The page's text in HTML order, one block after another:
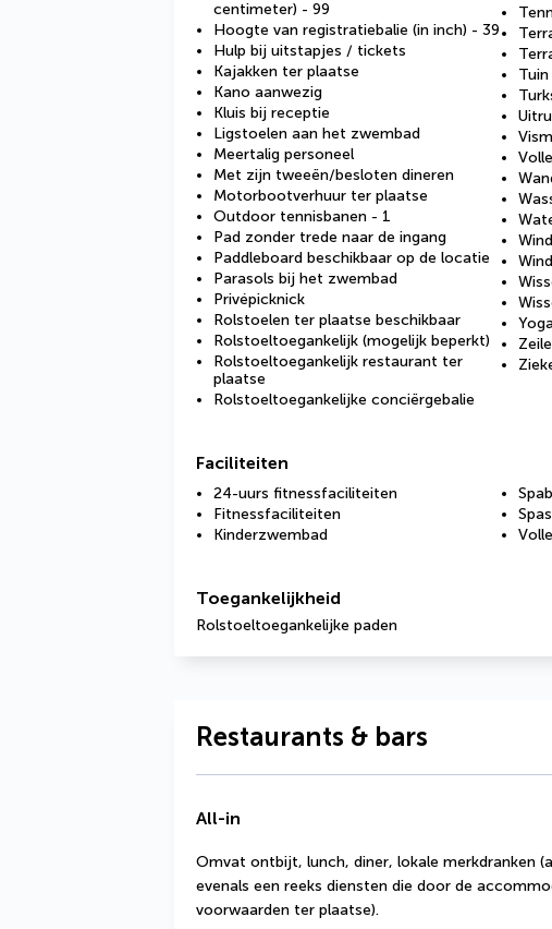
centimeter) - 99
Hoogte van registratiebalie (in inch) - 39
Hulp bij uitstapjes / tickets
Kajakken ter plaatse
Kano aanwezig
Kluis bij receptie
Ligstoelen aan het zwembad
Meertalig personeel
Met zijn tweeën/besloten dineren
Motorbootverhuur ter plaatse
Outdoor tennisbanen - 1
Pad zonder trede naar de ingang
Paddleboard beschikbaar op de locatie
Parasols bij het zwembad
Privépicknick
Rolstoelen ter plaatse beschikbaar
Rolstoeltoegankelijk (mogelijk beperkt)
Rolstoeltoegankelijk restaurant ter
plaatse
Rolstoeltoegankelijke conciërgebalie
Tuin
Faciliteiten
24-uurs fitnessfaciliteiten
Fitnessfaciliteiten
Kinderzwembad
Toegankelijkheid
Rolstoeltoegankelijke paden
Restaurants & bars
All-in
Omvat ontbijt, lunch, diner, lokale merkdranken
evenals een reeks diensten die door de
voorwaarden ter plaatse).